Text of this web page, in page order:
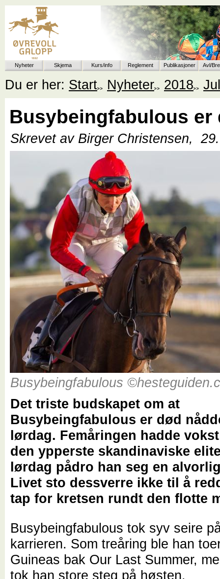
Nyheter Skjema Kurs/info Reglement Publikasjoner Avl/
Du er her: Start Nyheter 2018
Busybeingfabulous er
Skrevet av Birger Christensen,
Busybeingfabulous
Det triste budskapet om at
Busybeingfabulous er død
lørdag. Femåringen hadde
den ypperste skandinaviske
lørdag pådro han seg en
Livet sto dessverre ikke til å
tap for kretsen rundt den flotte
Busybeingfabulous tok syv seire
karrieren. Som treåring ble han
Guineas bak Our Last Summer,
tok han store steg på høsten.